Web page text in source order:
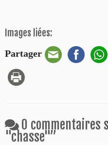
Images liées:
Partager
0 commentaires
"chasse"”